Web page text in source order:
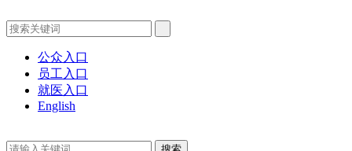
公众入口
员工入口
就医入口
English